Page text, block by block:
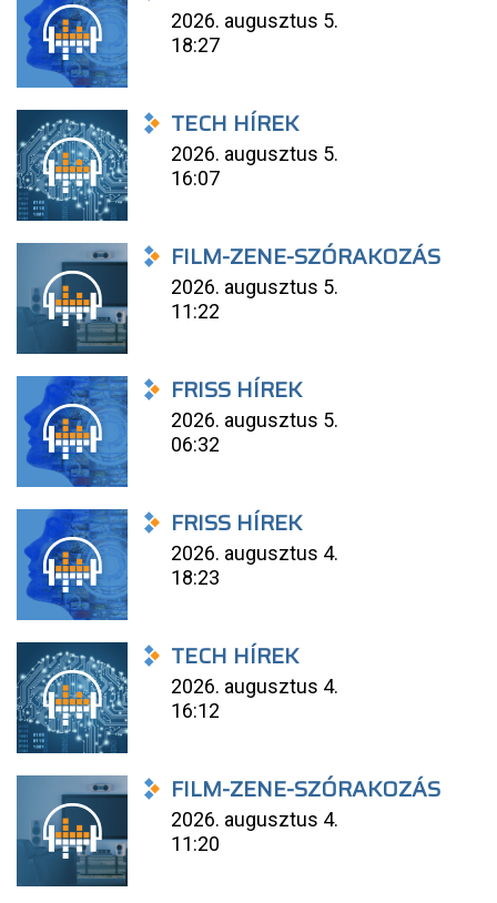
2026. augusztus 5.
18:27
TECH HÍREK
2026. augusztus 5.
16:07
FILM-ZENE-SZÓRAKOZÁS
2026. augusztus 5.
11:22
FRISS HÍREK
2026. augusztus 5.
06:32
FRISS HÍREK
2026. augusztus 4.
18:23
TECH HÍREK
2026. augusztus 4.
16:12
FILM-ZENE-SZÓRAKOZÁS
2026. augusztus 4.
11:20